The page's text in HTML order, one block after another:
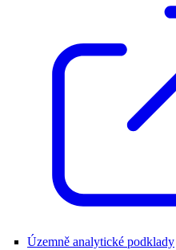
Územně analytické podklady